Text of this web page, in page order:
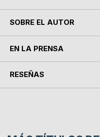
SOBRE EL AUTOR
EN LA PRENSA
RESEÑAS